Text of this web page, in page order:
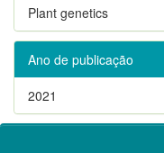
Plant genetics
Ano de publicação
2021